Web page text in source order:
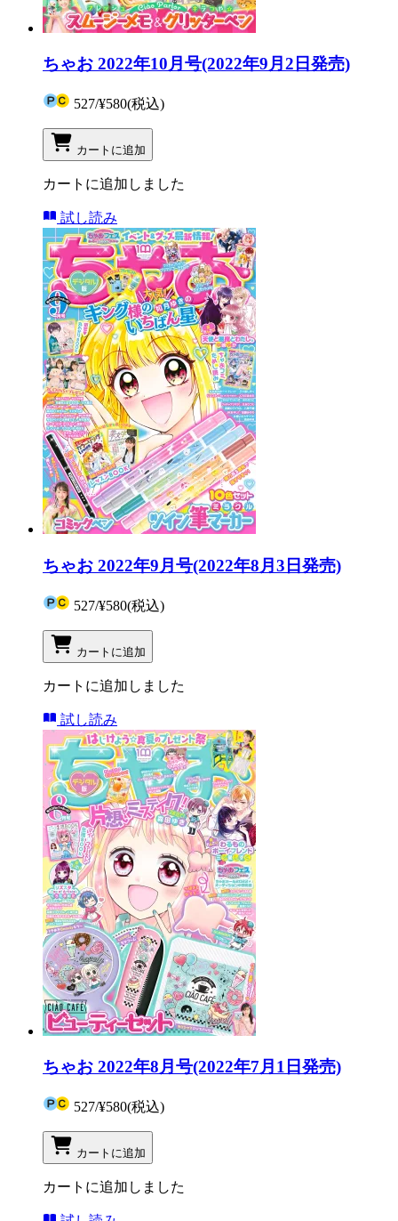
ちゃお 2022年10月号(2022年9月2日発売)
527/¥580(税込)
カートに追加
カートに追加しました
試し読み
ちゃお 2022年9月号(2022年8月3日発売)
527/¥580(税込)
カートに追加
カートに追加しました
試し読み
ちゃお 2022年8月号(2022年7月1日発売)
527/¥580(税込)
カートに追加
カートに追加しました